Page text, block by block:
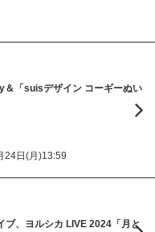
＆「suisデザイン コーギーぬい
24日(月)13:59
ブ、ヨルシカ LIVE 2024「月と